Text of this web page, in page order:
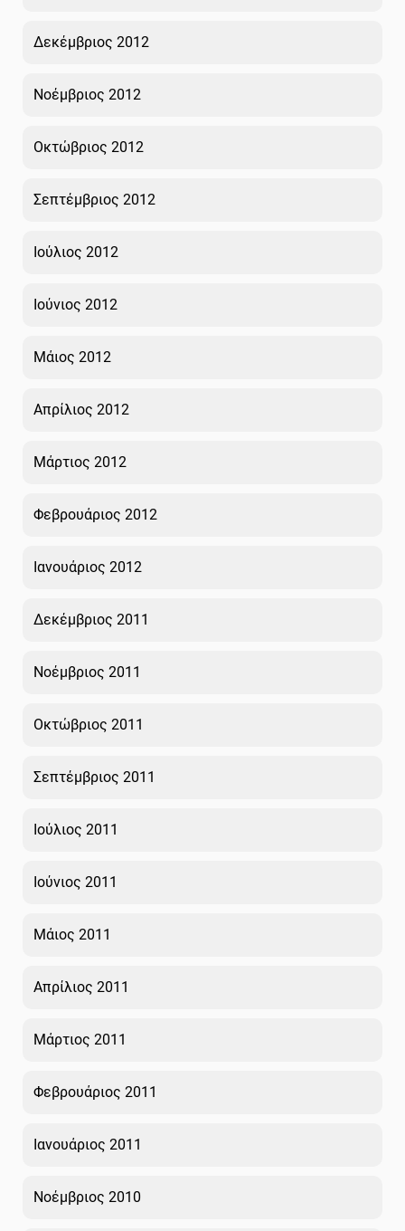
Δεκέμβριος 2012
Νοέμβριος 2012
Οκτώβριος 2012
Σεπτέμβριος 2012
Ιούλιος 2012
Ιούνιος 2012
Μάιος 2012
Απρίλιος 2012
Μάρτιος 2012
Φεβρουάριος 2012
Ιανουάριος 2012
Δεκέμβριος 2011
Νοέμβριος 2011
Οκτώβριος 2011
Σεπτέμβριος 2011
Ιούλιος 2011
Ιούνιος 2011
Μάιος 2011
Απρίλιος 2011
Μάρτιος 2011
Φεβρουάριος 2011
Ιανουάριος 2011
Νοέμβριος 2010